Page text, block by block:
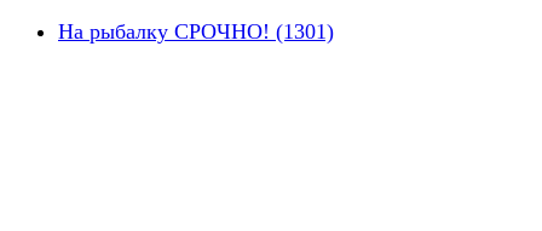
На рыбалку СРОЧНО! (1301)